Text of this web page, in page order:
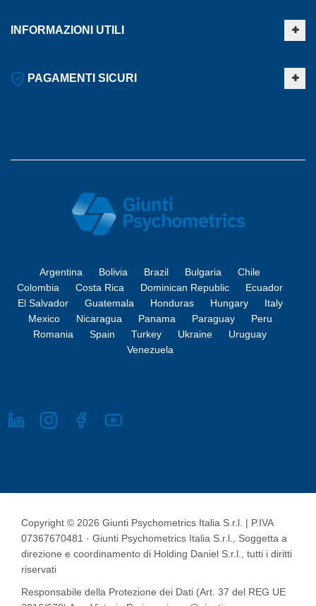
INFORMAZIONI UTILI
PAGAMENTI SICURI
Argentina Bolivia Brazil Bulgaria
Chile
Colombia
Costa Rica Dominican Republic
Ecuador
El Salvador
Guatemala Honduras Hungary
Italy
Mexico
Nicaragua Panama Paraguay
Peru
Romania
Spain Turkey Ukraine
Uruguay
Venezuela
Copyright © 2026 Giunti Psychometrics Italia S.r.l. | P.IVA
07367670481 · Giunti Psychometrics Italia S.r.l., Soggetta a
direzione e coordinamento di Holding Daniel S.r.l., tutti i diritti
riservati
Responsabile della Protezione dei Dati (Art. 37 del REG UE